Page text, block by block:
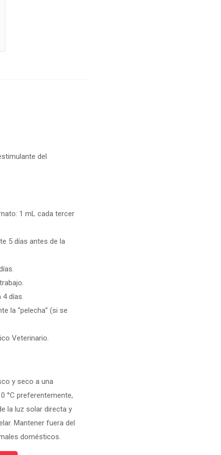
del
1 mL cada tercer
5 días antes de la
4 días.
la “pelecha” (si se
Veterinario.
y seco a una
°C preferentemente,
la luz solar directa y
Mantener fuera del
domésticos.